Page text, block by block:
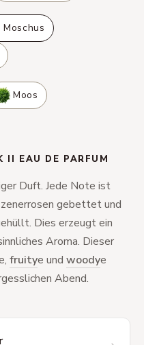
Moschus
Moos
II EAU DE PARFUM
Duft. Jede Note ist
gebettet und
Dies erzeugt ein
Aroma. Dieser
fruitye und woodye
Abend.